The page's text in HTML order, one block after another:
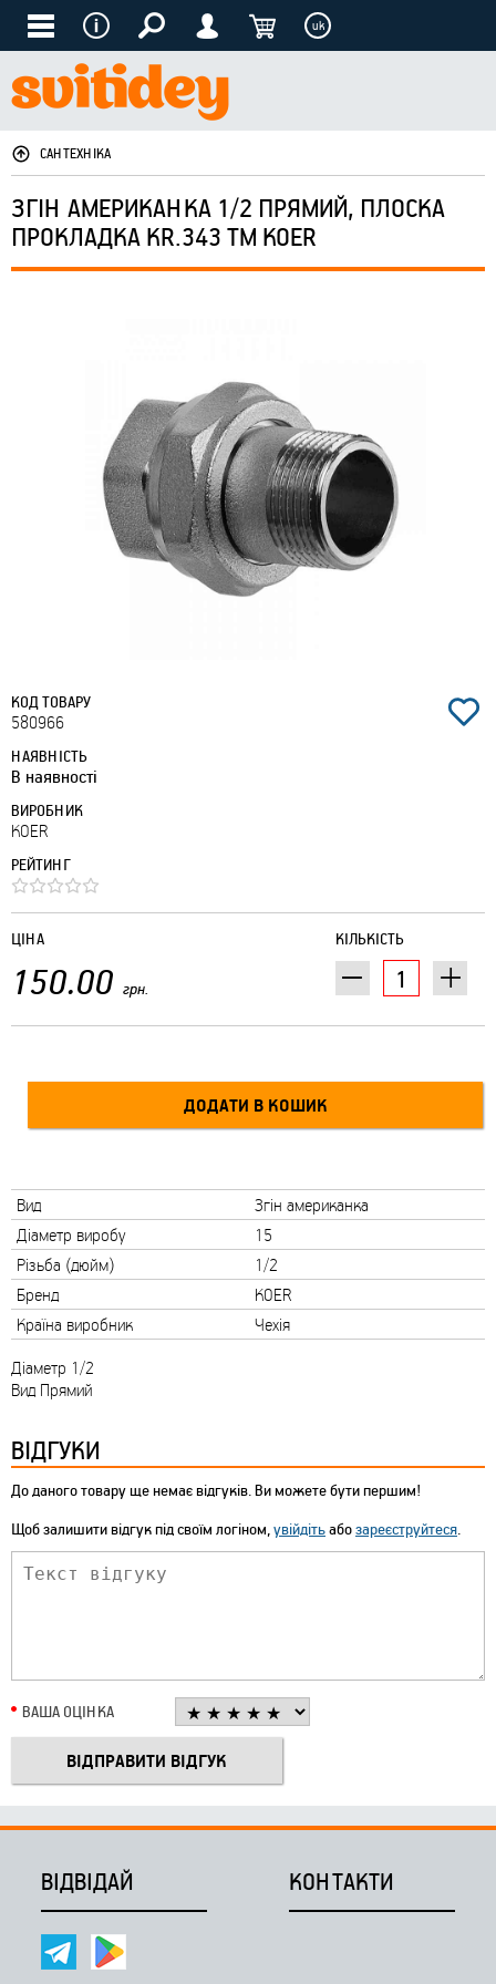
uk
САНТЕХНІКА
ЗГІН АМЕРИКАНКА 1/2 ПРЯМИЙ, ПЛОСКА
ПРОКЛАДКА KR.343 ТМ KOER
КОД ТОВАРУ
580966
НАЯВНІСТЬ
В наявності
ВИРОБНИК
KOER
РЕЙТИНГ
КІЛЬКІСТЬ
ЦІНА
150.00 грн.
Вид
Згін американка
Діаметр виробу
15
Різьба (дюйм)
1/2
Бренд
KOER
Країна виробник
Чехія
Діаметр 1/2
Вид Прямий
ВІДГУКИ
До даного товару ще немає відгуків. Ви можете бути першим!
Щоб залишити відгук під своїм логіном,увійдітьабозареєструйтеся.
ВАША ОЦІНКА
ВІДВІДАЙ КОНТАКТИ